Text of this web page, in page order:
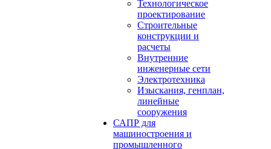
Технологическое
проектирование
Строительные
конструкции и
расчеты
Внутренние
инженерные сети
Электротехника
Изыскания, генплан,
линейные
сооружения
САПР для
машиностроения и
промышленного